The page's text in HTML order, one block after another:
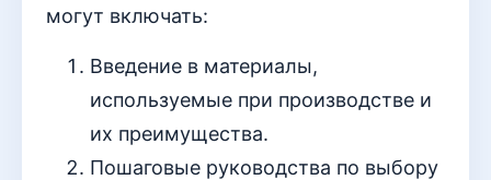
могут включать:
Введение в материалы,
используемые при производстве и
их преимущества.
Пошаговые руководства по выбору